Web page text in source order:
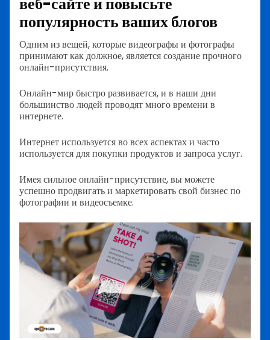
популярность ваших блогов
Одним из вещей, которые видеографы и фотографы
принимают как должное, является создание прочного
онлайн-присутствия.
Онлайн-мир быстро развивается, и в наши дни
большинство людей проводят много времени в
интернете.
Интернет используется во всех аспектах и часто
используется для покупки продуктов и запроса услуг.
Имея сильное онлайн-присутствие, вы можете
успешно продвигать и маркетировать свой бизнес по
фотографии и видеосъемке.